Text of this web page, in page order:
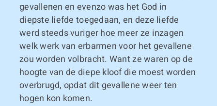
gevallenen en evenzo was het God in
diepste liefde toegedaan, en deze liefde
werd steeds vuriger hoe meer ze inzagen
welk werk van erbarmen voor het gevallene
zou worden volbracht. Want ze waren op de
hoogte van de diepe kloof die moest worden
overbrugd, opdat dit gevallene weer ten
hogen kon komen.